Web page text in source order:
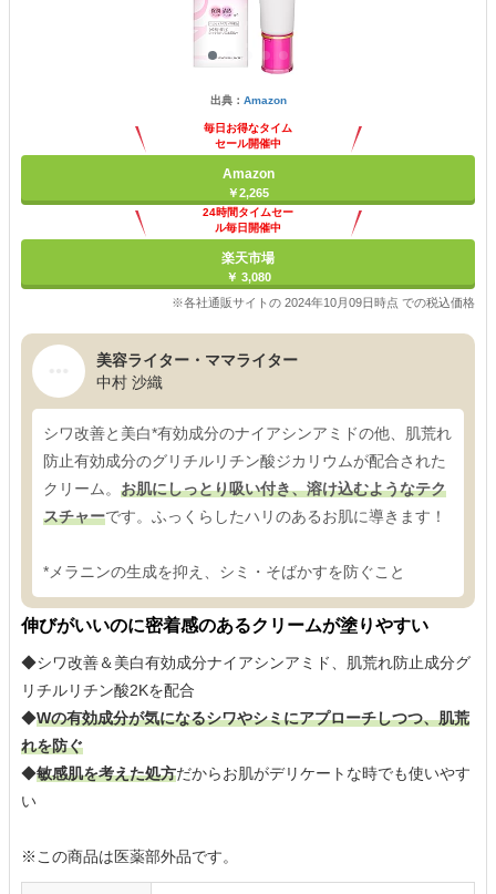
出典： Amazon
毎日お得なタイム
セール開催中
Amazon
￥2,265
24時間タイムセー
ル毎日開催中
楽天市場
￥ 3,080
※各社通販サイトの 2024年10月09日時点 での税込価格
美容ライター・ママライター
中村 沙織
シワ改善と美白*有効成分のナイアシンアミドの他、肌荒れ
防止有効成分のグリチルリチン酸ジカリウムが配合された
クリーム。 お肌にしっとり吸い付き、溶け込むようなテク
スチャーです。ふっくらしたハリのあるお肌に導きます！
*メラニンの生成を抑え、シミ・そばかすを防ぐこと
伸びがいいのに密着感のあるクリームが塗りやすい
◆シワ改善＆美白有効成分ナイアシンアミド、肌荒れ防止成分グ
リチルリチン酸2Kを配合
◆Wの有効成分が気になるシワやシミにアプローチしつつ、肌荒
れを防ぐ
◆敏感肌を考えた処方だからお肌がデリケートな時でも使いやす
い
※この商品は医薬部外品です。